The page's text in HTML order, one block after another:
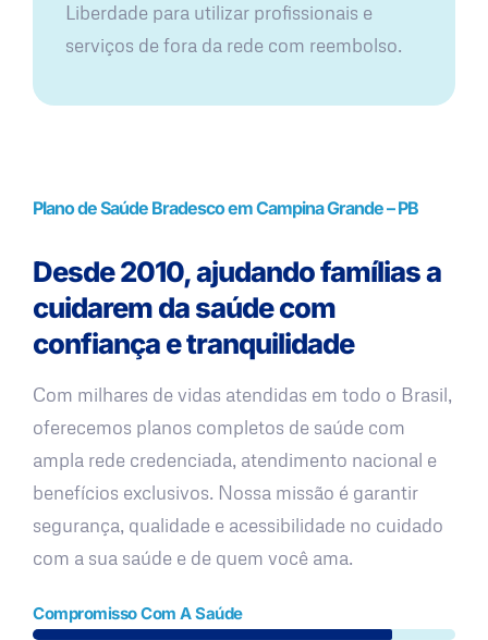
Liberdade para utilizar profissionais e
serviços de fora da rede com reembolso.
Plano de Saúde Bradesco em Campina Grande – PB
Desde 2010, ajudando famílias a
cuidarem da saúde com
confiança e tranquilidade
Com milhares de vidas atendidas em todo o Brasil,
oferecemos planos completos de saúde com
ampla rede credenciada, atendimento nacional e
benefícios exclusivos. Nossa missão é garantir
segurança, qualidade e acessibilidade no cuidado
com a sua saúde e de quem você ama.
Compromisso Com A Saúde